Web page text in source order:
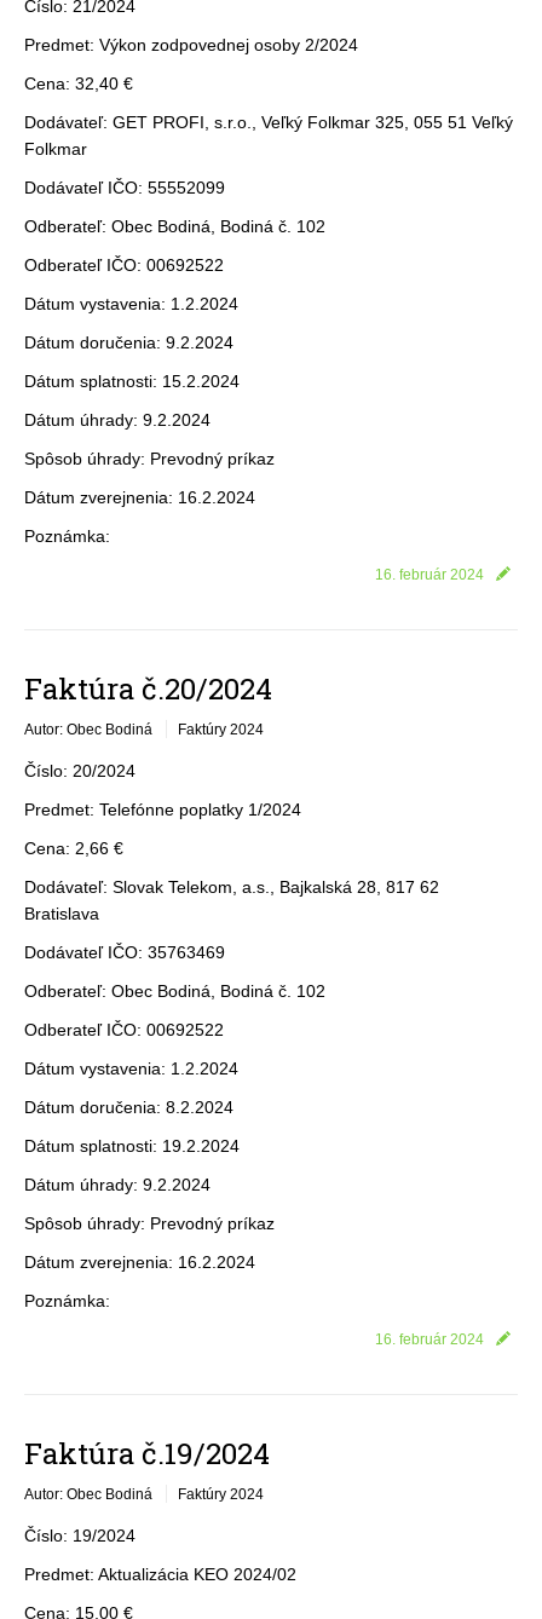
Číslo: 21/2024
Predmet: Výkon zodpovednej osoby 2/2024
Cena: 32,40 €
Dodávateľ: GET PROFI, s.r.o., Veľký Folkmar 325, 055 51 Veľký
Folkmar
Dodávateľ IČO: 55552099
Odberateľ: Obec Bodiná, Bodiná č. 102
Odberateľ IČO: 00692522
Dátum vystavenia: 1.2.2024
Dátum doručenia: 9.2.2024
Dátum splatnosti: 15.2.2024
Dátum úhrady: 9.2.2024
Spôsob úhrady: Prevodný príkaz
Dátum zverejnenia: 16.2.2024
Poznámka:
16. február 2024
Faktúra č.20/2024
Autor: Obec Bodiná Faktúry 2024
Číslo: 20/2024
Predmet: Telefónne poplatky 1/2024
Cena: 2,66 €
Dodávateľ: Slovak Telekom, a.s., Bajkalská 28, 817 62
Bratislava
Dodávateľ IČO: 35763469
Odberateľ: Obec Bodiná, Bodiná č. 102
Odberateľ IČO: 00692522
Dátum vystavenia: 1.2.2024
Dátum doručenia: 8.2.2024
Dátum splatnosti: 19.2.2024
Dátum úhrady: 9.2.2024
Spôsob úhrady: Prevodný príkaz
Dátum zverejnenia: 16.2.2024
Poznámka:
16. február 2024
Faktúra č.19/2024
Autor: Obec Bodiná Faktúry 2024
Číslo: 19/2024
Predmet: Aktualizácia KEO 2024/02
Cena: 15,00 €